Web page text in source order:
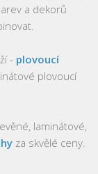
a dekorů
- plovoucí
plovoucí
laminátové,
za skvělé ceny.